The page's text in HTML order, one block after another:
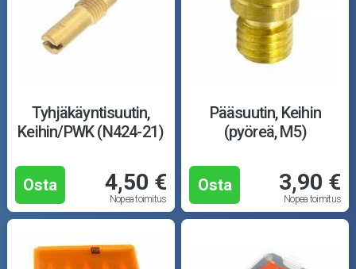
Renkaat ja vanteet
Öljyt ja kemikaalit
Outlet-tuotteet
Tyhjäkäyntisuutin,
Keihin/PWK (N424-21)
Osta 4,50 €
Nopea toimitus
Pääsuutin, Keihin
(pyöreä, M5)
Osta 3,90 €
Nopea toimitus